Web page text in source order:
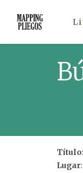
Título:
Lugar